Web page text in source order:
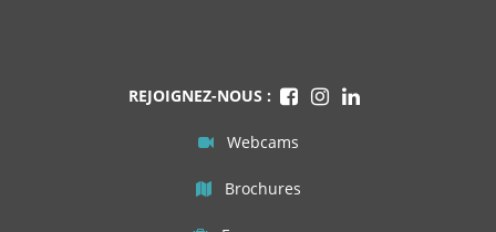
REJOIGNEZ-NOUS :
Webcams
Brochures